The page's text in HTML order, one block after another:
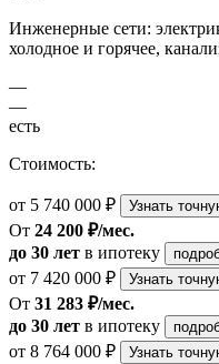
Инженерные сети:
холодное и горячее,
—
—
есть
Стоимость:
от 5 740 000 ₽ Узнать
От 24 200 ₽/мес.
до 30 лет в ипотеку
от 7 420 000 ₽ Узнать
От 31 283 ₽/мес.
до 30 лет в ипотеку
от 8 764 000 ₽ Узнать